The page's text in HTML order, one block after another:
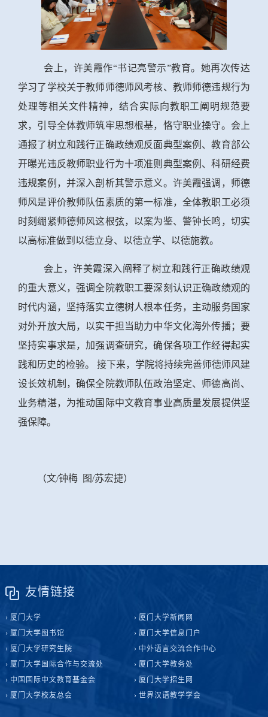
会上，许美霞作“书记亮警示”教育。她再次传达
学习了学校关于教师师德师风考核、教师师德违规行为
处理等相关文件精神，结合实际向教职工阐明规范要
求，引导全体教师筑牢思想根基，恪守职业操守。会上
通报了树立和践行正确政绩观反面典型案例、教育部公
开曝光违反教师职业行为十项准则典型案例、科研经费
违规案例，并深入剖析其警示意义。许美霞强调，师德
师风是评价教师队伍素质的第一标准，全体教职工必须
时刻绷紧师德师风这根弦，以案为鉴、警钟长鸣 ，切实
以高标准做到以德立身、以德立学、以德施教。
会上，许美霞深入阐释了树立和践行正确政绩观
的重大意义，强调全院教职工要深刻认识正确政绩观的
时代内涵，坚持落实立德树人根本任务，主动服务国家
对外开放大局，以实干担当助力中华文化海外传播；要
坚持实事求是，加强调查研究，确保各项工作经得起实
践和历史的检验。 接下来，学院将持续完善师德师风建
设长效机制，确保全院教师队伍政治坚定、师德高尚、
业务精湛，为推动国际中文教育事业高质量发展提供坚
强保障。
（文/钟梅 图/苏宏捷）
友情链接
厦门大学
厦门大学新闻网
厦门大学图书馆
厦门大学信息门户
厦门大学研究生院
中外语言交流合作中心
厦门大学国际合作与交流处
厦门大学教务处
中国国际中文教育基金会
厦门大学招生网
厦门大学校友总会
世界汉语教学学会